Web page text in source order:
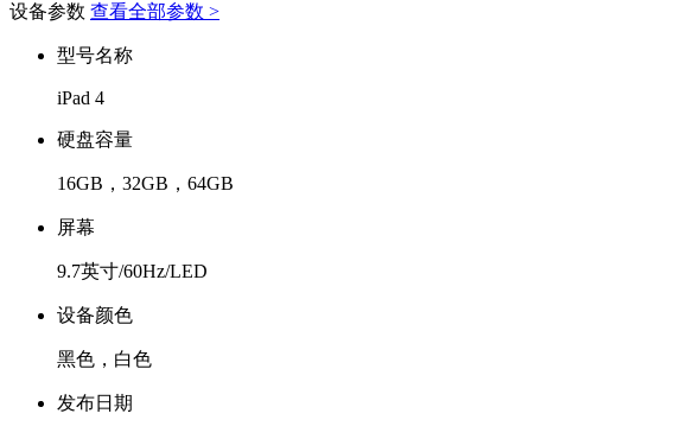
设备参数 查看全部参数 >
型号名称
iPad 4
硬盘容量
16GB，32GB，64GB
屏幕
9.7英寸/60Hz/LED
设备颜色
黑色，白色
发布日期